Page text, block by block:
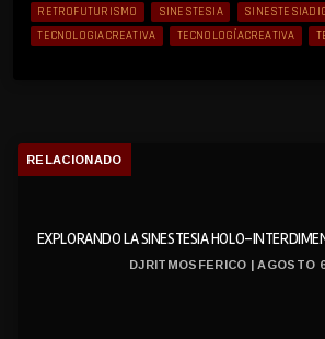
RETROFUTURISMO
SINESTESIA
TECNOLOGIACREATIVA
TECNOLOGÍACREATIVA
RELACIONADO
EXPLORANDO LA SINESTESIA HOLO-
DJRITMOSFERICO | AGOSTO